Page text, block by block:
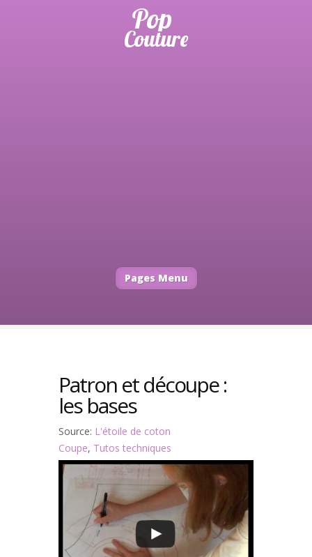
Pages Menu
Patron et découpe :
les bases
Source: L'étoile de coton
Coupe, Tutos techniques